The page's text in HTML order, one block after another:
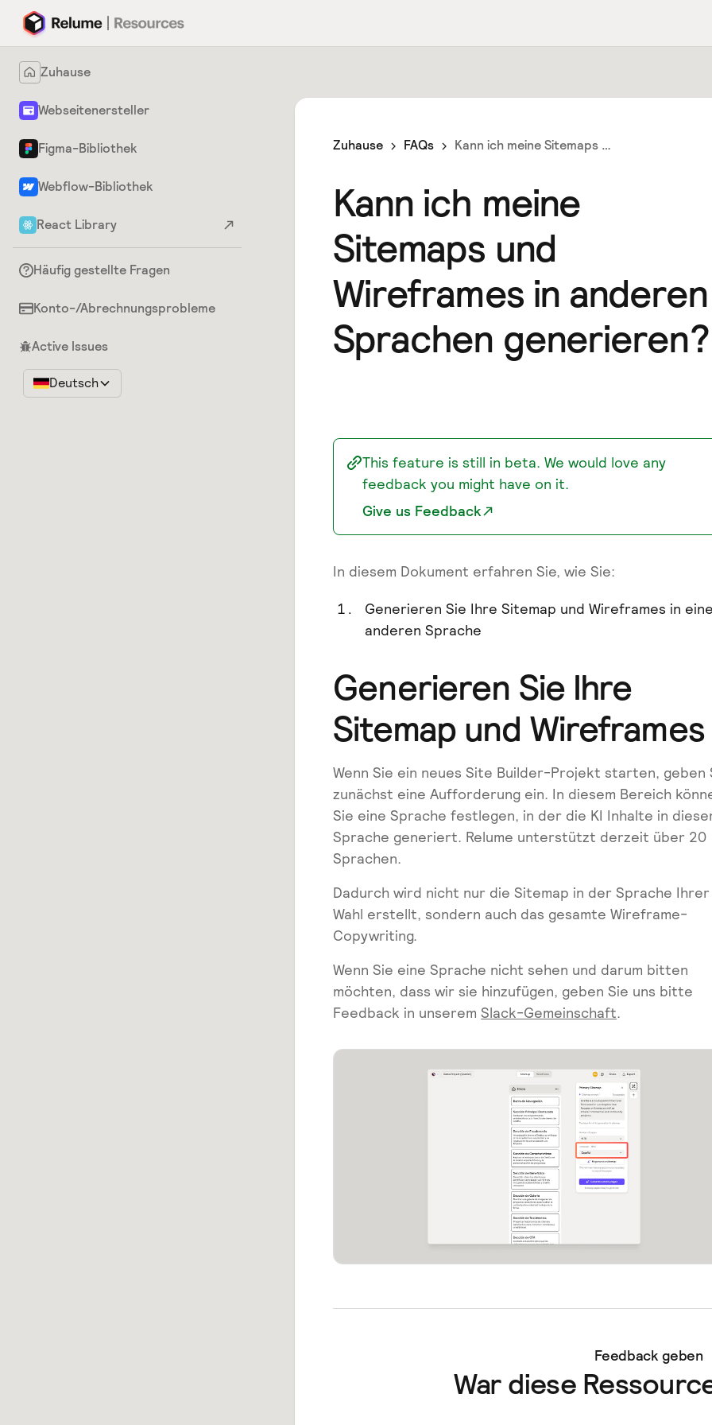
Zuhause
Webseitenersteller
Figma-Bibliothek
Webflow-Bibliothek
React Library
Häufig gestellte Fragen
Konto-/Abrechnungsprobleme
Active Issues
Deutsch
Zuhause FAQs Kann ich meine Sitemaps und Wireframes in anderen Sprachen generieren?
Kann ich meine
Sitemaps und
Wireframes in anderen
Sprachen generieren?
This feature is still in beta. We would love any
feedback you might have on it.
Give us Feedback
In diesem Dokument erfahren Sie, wie Sie:
Generieren Sie Ihre Sitemap und Wireframes in
anderen Sprache
Generieren Sie Ihre
Sitemap und Wireframes
Wenn Sie ein neues Site Builder-Projekt starten, geben
zunächst eine Aufforderung ein. In diesem Bereich
Sie eine Sprache festlegen, in der die KI Inhalte in
Sprache generiert. Relume unterstützt derzeit über 20
Sprachen.
Dadurch wird nicht nur die Sitemap in der Sprache Ihrer
Wahl erstellt, sondern auch das gesamte Wireframe-
Copywriting.
Wenn Sie eine Sprache nicht sehen und darum bitten
möchten, dass wir sie hinzufügen, geben Sie uns bitte
Feedback in unseremSlack-Gemeinschaft.
Feedback geben
War diese